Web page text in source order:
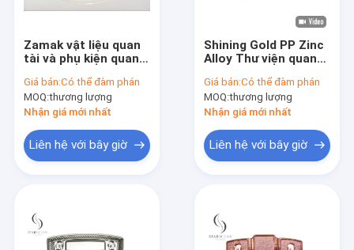
Zamak vật liệu quan
tài và phụ kiện quan
Giá bán:Có thể đàm phán
MOQ:thương lượng
Nhận giá mới nhất
Liên hệ với bây giờ
Shining Gold PP Zinc
Alloy Thư viện quan
Giá bán:Có thể đàm phán
MOQ:thương lượng
Nhận giá mới nhất
Liên hệ với bây giờ